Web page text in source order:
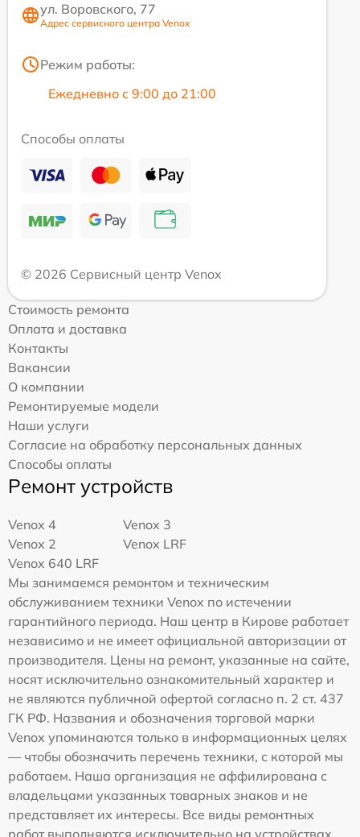
ул. Воровского, 77
Адрес сервисного центра Venox
Режим работы:
Ежедневно с 9:00 до 21:00
Способы оплаты
© 2026 Сервисный центр Venox
Стоимость ремонта
Оплата и доставка
Контакты
Вакансии
О компании
Ремонтируемые модели
Наши услуги
Согласие на обработку персональных данных
Способы оплаты
Ремонт устройств
Venox 4
Venox 3
Venox 2
Venox LRF
Venox 640 LRF
Мы занимаемся ремонтом и техническим
обслуживанием техники Venox по истечении
гарантийного периода. Наш центр в Кирове работает
независимо и не имеет официальной авторизации от
производителя. Цены на ремонт, указанные на сайте,
носят исключительно ознакомительный характер и
не являются публичной офертой согласно п. 2 ст. 437
ГК РФ. Названия и обозначения торговой марки
Venox упоминаются только в информационных целях
— чтобы обозначить перечень техники, с которой мы
работаем. Наша организация не аффилирована с
владельцами указанных товарных знаков и не
представляет их интересы. Все виды ремонтных